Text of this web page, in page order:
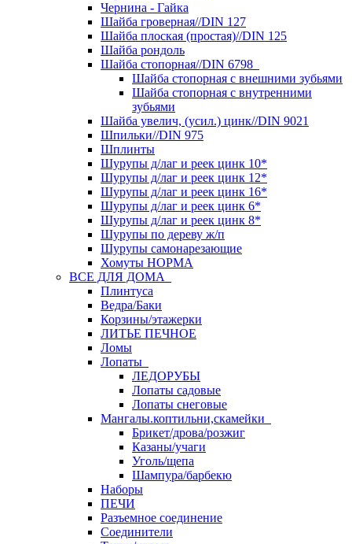
Чернина - Гайка
Шайба гроверная//DIN 127
Шайба плоская (простая)//DIN 125
Шайба рондоль
Шайба стопорная//DIN 6798
Шайба стопорная с внешними зубьями
Шайба стопорная с внутренними
зубьями
Шайба увелич, (усил.) цинк//DIN 9021
Шпильки//DIN 975
Шплинты
Шурупы д/лаг и реек цинк 10*
Шурупы д/лаг и реек цинк 12*
Шурупы д/лаг и реек цинк 16*
Шурупы д/лаг и реек цинк 6*
Шурупы д/лаг и реек цинк 8*
Шурупы по дереву ж/п
Шурупы самонарезающие
Хомуты НОРМА
ВСЕ ДЛЯ ДОМА
Плинтуса
Ведра/Баки
Корзины/этажерки
ЛИТЬЕ ПЕЧНОЕ
Ломы
Лопаты
ЛЕДОРУБЫ
Лопаты садовые
Лопаты снеговые
Мангалы.коптильни,скамейки
Брикет/дрова/розжиг
Казаны/учаги
Уголь/щепа
Шампура/барбекю
Наборы
ПЕЧИ
Разъемное соединение
Соединители